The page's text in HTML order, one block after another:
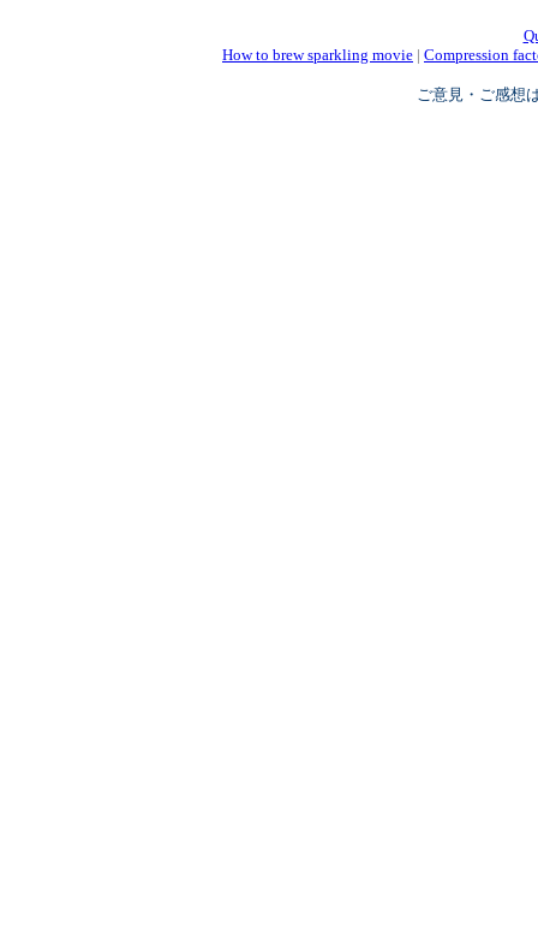
How to brew sparkling movie | Compression
ご意見・ご感想